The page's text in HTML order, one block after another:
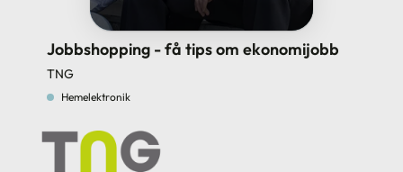
Jobbshopping - få tips om ekonomijobb
TNG
Hemelektronik